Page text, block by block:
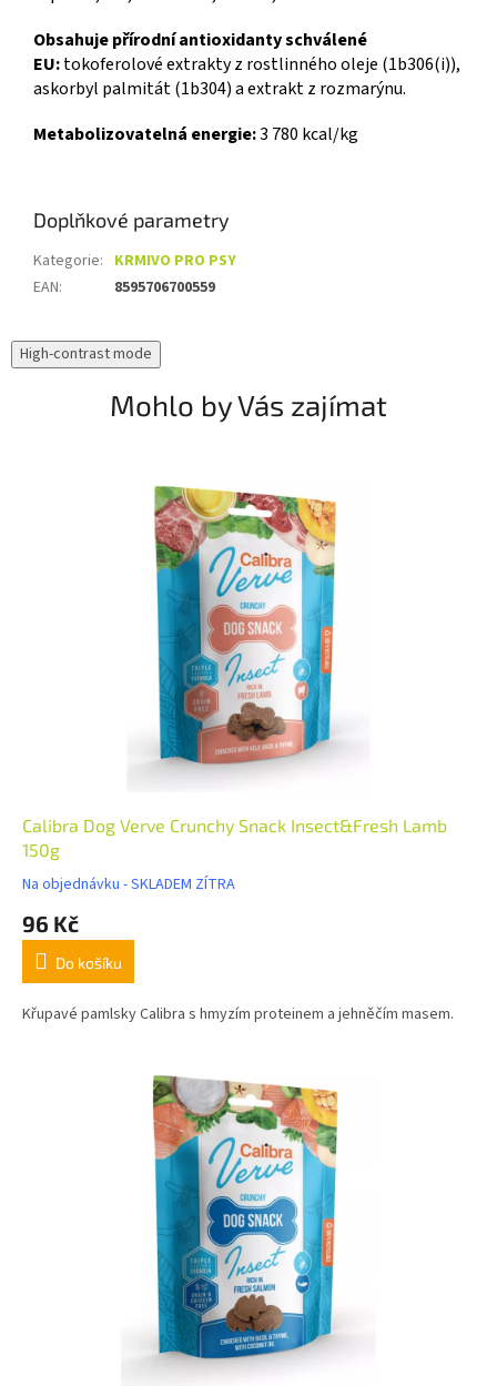
Obsahuje přírodní antioxidanty schválené
EU:tokoferolové extrakty z rostlinného oleje (1b306(i)),
askorbyl palmitát (1b304) a extrakt z rozmarýnu.
Metabolizovatelná energie:3 780 kcal/kg
Doplňkové parametry
Kategorie: KRMIVO PRO PSY
EAN: 8595706700559
High-contrast mode
Mohlo by Vás zajímat
Calibra Dog Verve Crunchy Snack Insect&Fresh Lamb
150g
Na objednávku - SKLADEM ZÍTRA
96 Kč
Do košíku
Křupavé pamlsky Calibra s hmyzím proteinem a jehněčím masem.